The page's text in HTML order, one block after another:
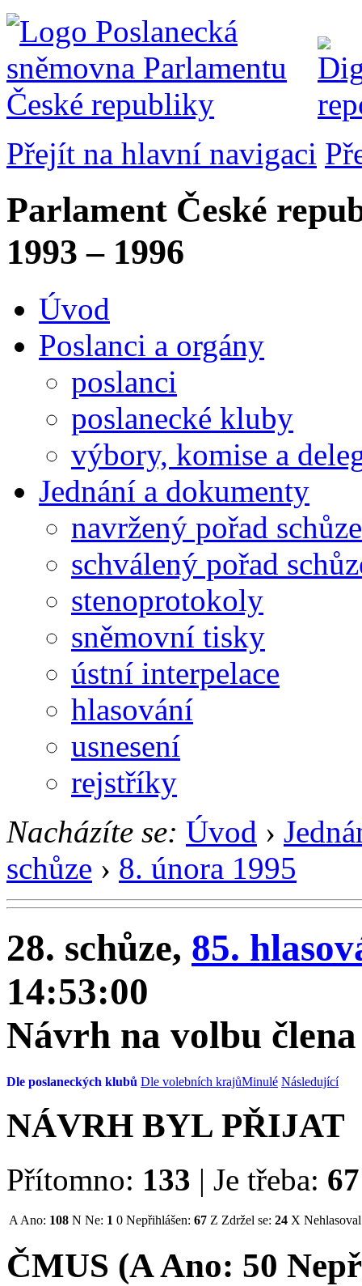
Přejít na hlavní navigaci
Parlament České
1993 – 1996
Úvod
Poslanci a orgány
poslanci
poslanecké kluby
výbory, komise a
Jednání a dokumenty
navržený pořad schůze
schválený pořad
stenoprotokoly
sněmovní tisky
ústní interpelace
hlasování
usnesení
rejstříky
Nacházíte se: Úvod ›
schůze › 8. února 1995
28. schůze, 85.
14:53:00
Návrh na volbu
Dle poslaneckých klubů Dle volebních krajůMinulé Následující
NÁVRH BYL PŘIJAT
Přítomno: 133 | Je třeba: 67
A Ano: 108 N Ne: 1 0 Nepřihlášen: 67 Z Zdržel se: 24 X Nehlasoval
ČMUS (AAno: 50